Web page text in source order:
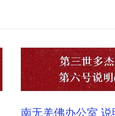
南无羌佛办公室 说